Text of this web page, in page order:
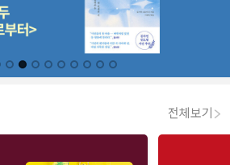
전체보기